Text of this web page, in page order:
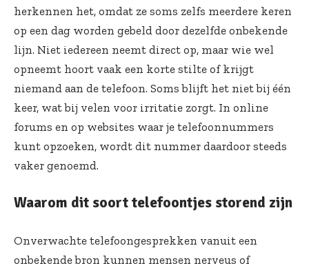
herkennen het, omdat ze soms zelfs meerdere keren
op een dag worden gebeld door dezelfde onbekende
lijn. Niet iedereen neemt direct op, maar wie wel
opneemt hoort vaak een korte stilte of krijgt
niemand aan de telefoon. Soms blijft het niet bij één
keer, wat bij velen voor irritatie zorgt. In online
forums en op websites waar je telefoonnummers
kunt opzoeken, wordt dit nummer daardoor steeds
vaker genoemd.
Waarom dit soort telefoontjes storend zijn
Onverwachte telefoongesprekken vanuit een
onbekende bron kunnen mensen nerveus of